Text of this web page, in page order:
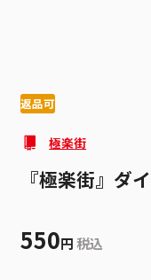
返品可
極楽街
『極楽街』ダ
550円 税込